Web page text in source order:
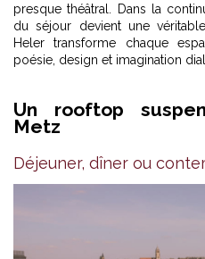
presque théâtral. Dans la
du séjour devient une
Heler transforme chaque
poésie, design et imagination
Un rooftop
Metz
Déjeuner, dîner ou